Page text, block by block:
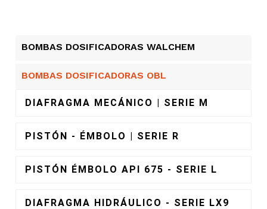
BOMBAS DOSIFICADORAS WALCHEM
BOMBAS DOSIFICADORAS OBL
DIAFRAGMA MECÁNICO | SERIE M
PISTÓN - ÉMBOLO | SERIE R
PISTÓN ÉMBOLO API 675 - SERIE L
DIAFRAGMA HIDRÁULICO - SERIE LX9